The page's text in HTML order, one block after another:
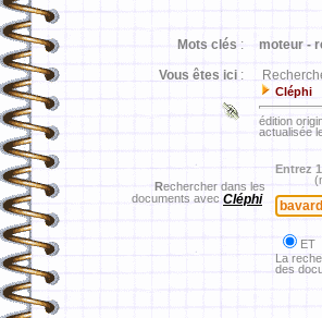
Mots clés : moteur -
Vous êtes ici :
Cléphi
édition
actualisée
Rechercher dans les
documents avec Cléphi
Entrez
ET
La
des